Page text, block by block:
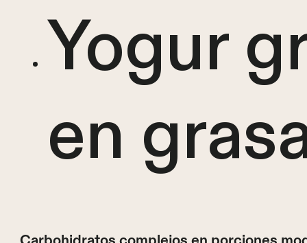
Yogur
en
Carbohidratos complejos en porciones